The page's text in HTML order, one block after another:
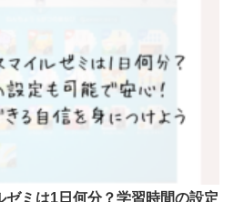
ゼミは1日何分？学習時間の設定